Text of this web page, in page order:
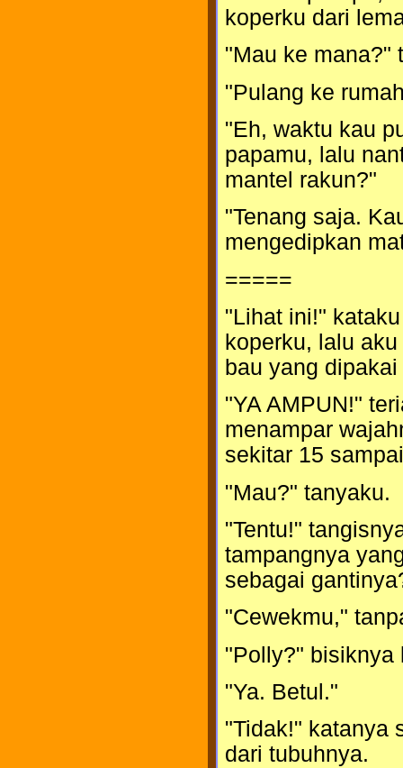
koperku dari
"Mau ke mana?"
"Pulang ke
"Eh, waktu kau
papamu, lalu
mantel rakun?"
"Tenang saja.
mengedipkan
=====
"Lihat ini!"
koperku, lalu
bau yang
"YA AMPUN!"
menampar
sekitar 15
"Mau?" tanyaku.
"Tentu!"
tampangnya
sebagai
"Cewekmu,"
"Polly?" bisiknya
"Ya. Betul."
"Tidak!" katanya
dari tubuhnya.